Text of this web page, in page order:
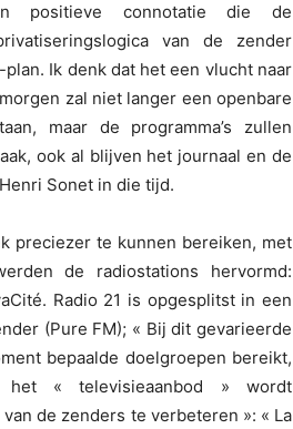
positieve connotatie die de
van de zender
Ik denk dat het een vlucht naar
zal niet langer een openbare
maar de programma’s zullen
ook al blijven het journaal en de
Sonet in die tijd.
preciezer te kunnen bereiken, met
de radiostations hervormd:
Radio 21 is opgesplitst in een
(Pure FM); « Bij dit gevarieerde
bepaalde doelgroepen bereikt,
het « televisieaanbod » wordt
de zenders te verbeteren »: « La